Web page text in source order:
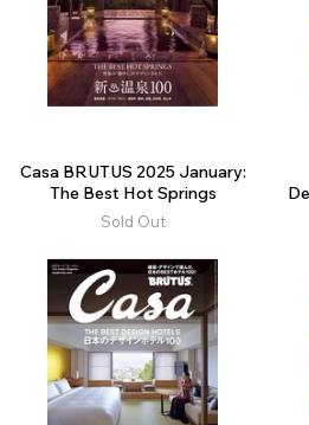
Casa BRUTUS 2025 January:
The Best Hot Springs
Sold Out